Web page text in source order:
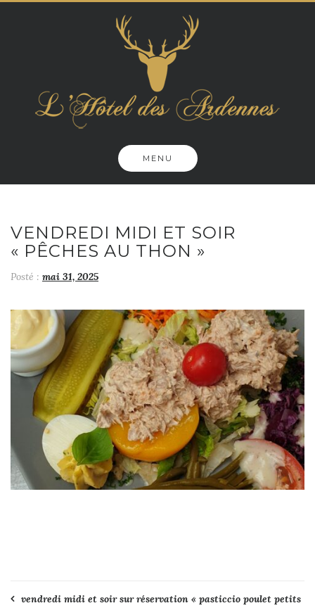
MENU
VENDREDI MIDI ET SOIR
« PÊCHES AU THON »
Posté : mai 31, 2025
Navigation
vendredi midi et soir sur réservation « pasticcio poulet petits